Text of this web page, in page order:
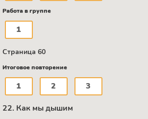
Работа в группе
1
Страница 60
Итоговое повторение
1 2 3
22. Как мы дышим